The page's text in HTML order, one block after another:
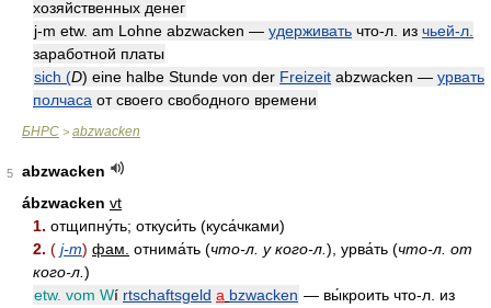
хозяйственных денег
j-m etw. am Lohne abzwacken — удерживать что-л. из чьей-л.
заработной платы
sich (D) eine halbe Stunde von der Freizeit abzwacken — урвать
полчаса от своего свободного времени
БНРС > abzwacken
5
abzwacken
ábzwacken vt
1. отщипну́ть; откуси́ть (куса́чками)
2. ( j-m) фам. отнима́ть (что-л. у кого-л. ), урва́ть (что-л. от
кого-л. )
etw. vom Wí rtschaftsgeld a bzwacken — вы́кроить что-л. из